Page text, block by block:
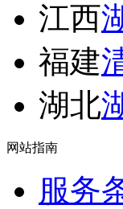
江西
福建
湖北
网站指南
服务